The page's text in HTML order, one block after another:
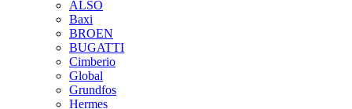
ALSO
Baxi
BROEN
BUGATTI
Cimberio
Global
Grundfos
Hermes